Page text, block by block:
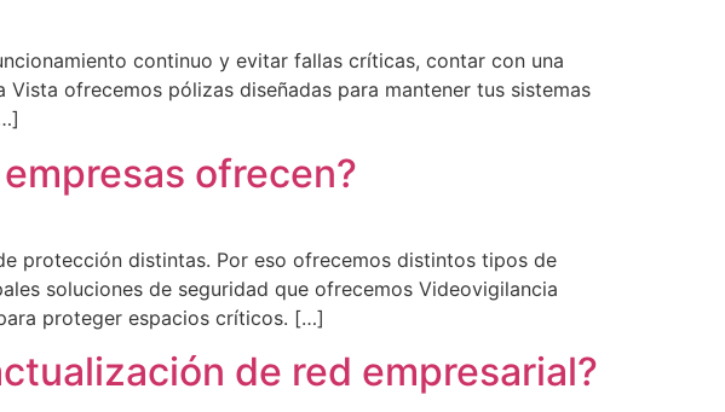
continuo y evitar fallas críticas, contar con una
ofrecemos pólizas diseñadas para mantener tus sistemas
ofrecen?
protección distintas. Por eso ofrecemos distintos tipos de
soluciones de seguridad que ofrecemos Videovigilancia
proteger espacios críticos. […]
de red empresarial?